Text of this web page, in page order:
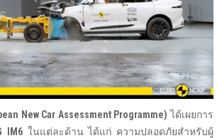
New Car Assessment Programme)ได้เผยการ
IM6 ในแต่ละด้าน ได้แก่ ความปลอดภัยสำหรับผู้